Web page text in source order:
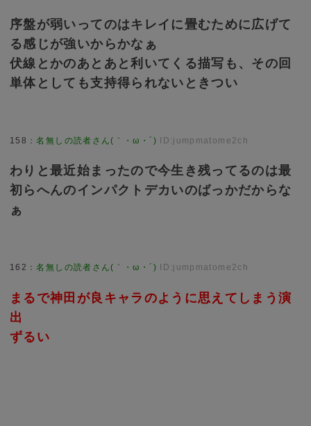
序盤が弱いってのはキレイに畳むために広げて
る感じが強いからかなぁ
伏線とかのあとあと利いてくる描写も、その回
単体としても支持得られないときつい
158 ：名無しの読者さん(｀・ω・´) ID:jumpmatome2ch
わりと最近始まったので今生き残ってるのは最
初らへんのインパクトデカいのばっかだからな
ぁ
162 ：名無しの読者さん(｀・ω・´) ID:jumpmatome2ch
まるで神田が良キャラのように思えてしまう演
出
ずるい